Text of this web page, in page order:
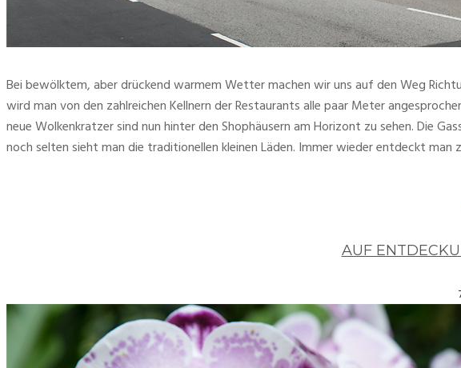
Bei bewölktem, aber drückend warmem Wetter machen wir uns auf den Weg
wird man von den zahlreichen Kellnern der Restaurants alle paar Meter
neue Wolkenkratzer sind nun hinter den Shophäusern am Horizont zu sehen. Die
noch selten sieht man die traditionellen kleinen Läden. Immer wieder entdeckt man
AUF